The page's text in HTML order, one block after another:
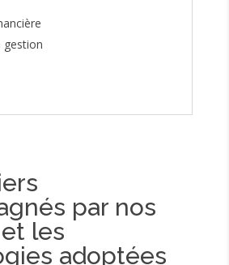
gestion
par nos
les
adoptées